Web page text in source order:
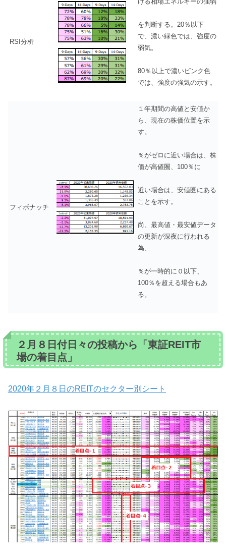
RSI分析
を判断する。20％以下
で、濃い緑色では、強度の
弱気。
80％以上で濃いピンク色
では、強度の強気の示す。
フィボナッチ
１年期間の高値と安値か
ら、現在の株価位置を示
す。
％がゼロに近い場合は、株
価が高値圏、100％に
近い場合は、安値圏にある
ことを示す。
尚、最高値・最安値データ
の更新が深夜に行われる
為、
％が一時的に０以下、
100％を超える場合もあ
る。
２月８日付日々の投稿から「東証REIT市
場の着目点」
2020年２月８日のREITのセクター別シート